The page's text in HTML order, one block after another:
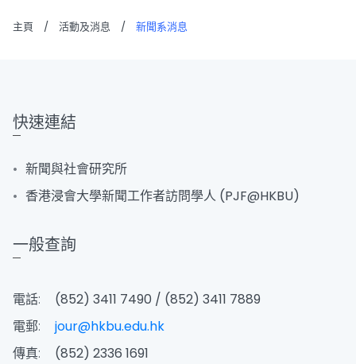
主頁 / 活動及消息 / 新聞系消息
快速連結
新聞與社會研究所
香港浸會大學新聞工作者訪問學人 (PJF@HKBU)
一般查詢
電話:
(852) 3411 7490 / (852) 3411 7889
電郵:
jour@hkbu.edu.hk
傳真:
(852) 2336 1691